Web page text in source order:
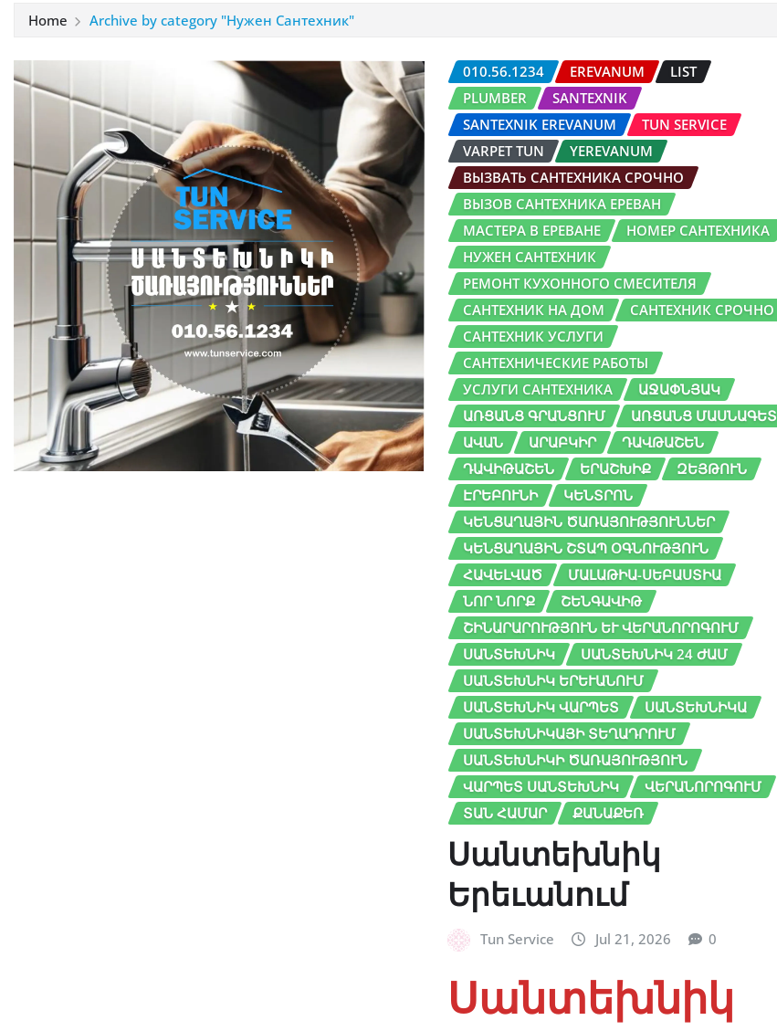
Home Archive by category "Нужен Сантехник"
010.56.1234 EREVANUM
LIST
PLUMBER
SANTEXNIK
SANTEXNIK EREVANUM
TUN SERVICE
VARPET TUN
YEREVANUM
ВЫЗВАТЬ САНТЕХНИКА СРОЧНО
ВЫЗОВ САНТЕХНИКА ЕРЕВАН
МАСТЕРА В ЕРЕВАНЕ
НОМЕР САНТЕХНИКА
НУЖЕН САНТЕХНИК
РЕМОНТ КУХОННОГО СМЕСИТЕЛЯ
САНТЕХНИК НА ДОМ
САНТЕХНИК СРОЧНО
САНТЕХНИК УСЛУГИ
САНТЕХНИЧЕСКИЕ РАБОТЫ
УСЛУГИ САНТЕХНИКА
ԱՋԱՓՆՅԱԿ
ԱՌՑԱՆՑ ԳՐԱՆՑՈՒՄ
ԱՌՑԱՆՑ ՄԱՍՆԱԳԵՏ
ԱՎԱՆ
ԱՐԱԲԿԻՐ
ԴԱՎԹԱՇԵՆ
ԴԱՎԻԹԱՇԵՆ
ԵՐԱՇԽԻՔ
ԶԵՅԹՈՒՆ
ԷՐԵԲՈՒՆԻ
ԿԵՆՏՐՈՆ
ԿԵՆՑԱՂԱՅԻՆ ԾԱՌԱՅՈՒԹՅՈՒՆՆԵՐ
ԿԵՆՑԱՂԱՅԻՆ ՇՏԱՊ ՕԳՆՈՒԹՅՈՒՆ
ՀԱՎԵԼՎԱԾ
ՄԱԼԱԹԻԱ-ՍԵԲԱՍՏԻԱ
ՆՈՐ ՆՈՐՔ
ՇԵՆԳԱՎԻԹ
ՇԻՆԱՐԱՐՈՒԹՅՈՒՆ ԵՒ ՎԵՐԱՆՈՐՈԳՈՒՄ
ՍԱՆՏԵԽՆԻԿ
ՍԱՆՏԵԽՆԻԿ 24 ԺԱՄ
ՍԱՆՏԵԽՆԻԿ ԵՐԵՒԱՆՈՒՄ
ՍԱՆՏԵԽՆԻԿ ՎԱՐՊԵՏ
ՍԱՆՏԵԽՆԻԿԱ
ՍԱՆՏԵԽՆԻԿԱՅԻ ՏԵՂԱԴՐՈՒՄ
ՍԱՆՏԵԽՆԻԿԻ ԾԱՌԱՅՈՒԹՅՈՒՆ
ՎԱՐՊԵՏ ՍԱՆՏԵԽՆԻԿ
ՎԵՐԱՆՈՐՈԳՈՒՄ
ՏԱՆ ՀԱՄԱՐ
ՔԱՆԱՔԵՌ
Սանտեխնիկ
Երեւանում
Tun Service Jul 21, 2026 0
Սանտեխնիկ